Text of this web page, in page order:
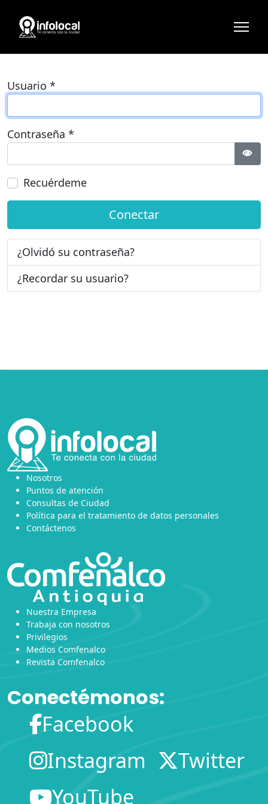
Usuario *
Contraseña *
Recuérdeme
Conectar
¿Olvidó su contraseña?
¿Recordar su usuario?
Nosotros
Puntos de atención
Consultas de Ciudad
Política para el tratamiento de datos personales
Contáctenos
Nuestra Empresa
Trabaja con nosotros
Privilegios
Medios Comfenalco
Revista Comfenalco
Conectémonos:
Facebook
Instagram
Twitter
YouTube